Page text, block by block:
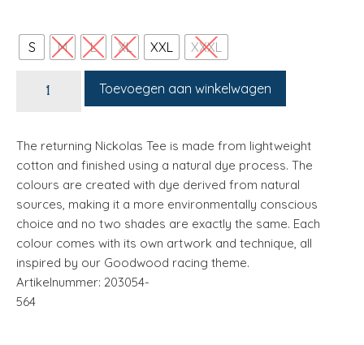
S M L XL XXL XXXL
Toevoegen aan winkelwagen
The returning Nickolas Tee is made from lightweight
cotton and finished using a natural dye process. The
colours are created with dye derived from natural
sources, making it a more environmentally conscious
choice and no two shades are exactly the same. Each
colour comes with its own artwork and technique, all
inspired by our Goodwood racing theme.
Artikelnummer: 203054-
564